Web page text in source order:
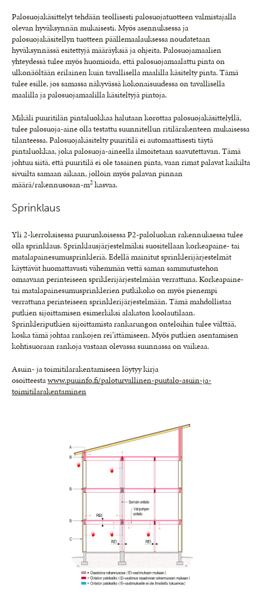
Palosuojakäsittelyt tehdään teollisesti palosuojatuotteen valmistajalla
olevan hyväksynnän mukaisesti. Myös asennuksessa ja
palosuojakäsitellyn tuotteen päällemaalauksessa noudatetaan
hyväksynnässä esitettyjä määräyksiä ja ohjeita. Palosuojamaalien
yhteydessä tulee myös huomioida, että palosuojamaalattu pinta on
ulkonäöltään erilainen kuin tavallisella maalilla käsitelty pinta. Tämä
tulee esille, jos samassa näkyvässä kokonaisuudessa on tavallisella
maalilla ja palosuojamaalilla käsiteltyjä pintoja.
Mikäli puuritilän pintaluokkaa halutaan korottaa palosuojakäsittelyllä,
tulee palosuoja-aine olla testattu suunnitellun ritilärakenteen mukaisessa
tilanteessa. Palosuojakäsitelty puuritilä ei automaattisesti täytä
pintaluokkaa, joka palosuoja-aineella ilmoitetaan saavutettavan. Tämä
johtuu siitä, että puuritilä ei ole tasainen pinta, vaan rimat palavat kaikilta
sivuilta samaan aikaan, jolloin myös palavan pinnan
määrä/rakennusosan-m2 kasvaa.
Sprinklaus
Yli 2-kerroksisessa puurunkoisessa P2-paloluokan rakennuksessa tulee
olla sprinklaus. Sprinklausjärjestelmäksi suositellaan korkeapaine- tai
matalapainesumusprinkleriä. Edellä mainitut sprinklerijärjestelmät
käyttävät huomattavasti vähemmän vettä saman sammutustehon
omaavaan perinteiseen spriklerijärjestelmään verrattuna. Korkeapaine-
tai matalapainesumusprinklerien putkikoko on myös pienempi
verrattuna perinteiseen sprinklerijärjestelmään. Tämä mahdollistaa
putkien sijoittamisen esimerkiksi alakaton koolautilaan.
Sprinkleriputkien sijoittamista rankarungon onteloihin tulee välttää,
koska tämä johtaa rankojen rei’ittämiseen. Myös putkien asentamisen
kohtisuoraan rankoja vastaan olevassa suunnassa on vaikeaa.
Asuin- ja toimitilarakentamiseen löytyy kirja
osoitteestawww.puuinfo.fi/paloturvallinen-puutalo-asuin-ja-
toimitilarakentaminen